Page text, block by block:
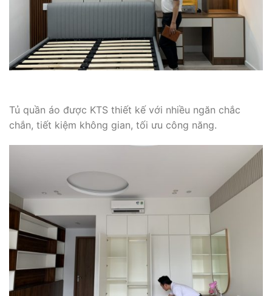
Tủ quần áo được KTS thiết kế với nhiều ngăn chắc
chắn, tiết kiệm không gian, tối ưu công năng.